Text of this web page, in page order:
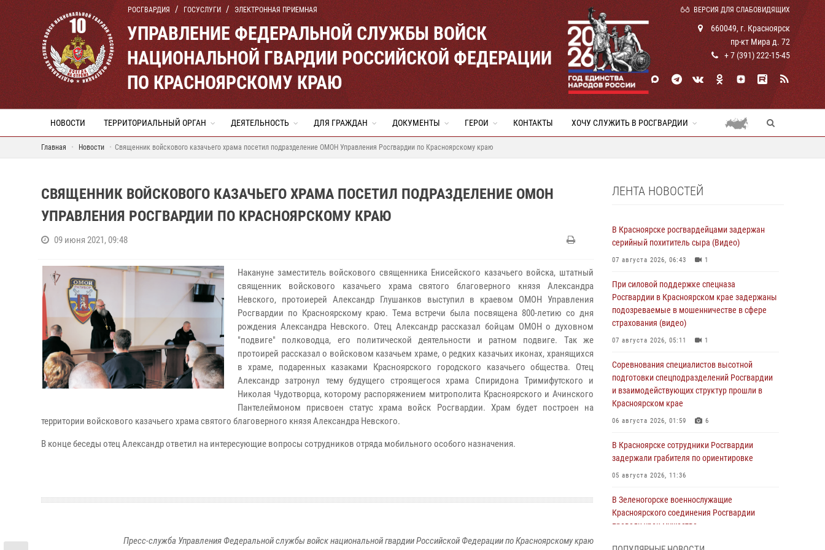
РОСГВАРДИЯ ГОСУСЛУГИ ЭЛЕКТРОННАЯ ПРИЕМНАЯ ВЕРСИЯ ДЛЯ СЛАБОВИДЯЩИХ
УПРАВЛЕНИЕ ФЕДЕРАЛЬНОЙ СЛУЖБЫ ВОЙСК
НАЦИОНАЛЬНОЙ ГВАРДИИ РОССИЙСКОЙ ФЕДЕРАЦИИ
ПО КРАСНОЯРСКОМУ КРАЮ
660049, г. Красноярск
пр-кт Мира д. 72
+ 7 (391) 222-15-45
НОВОСТИ ТЕРРИТОРИАЛЬНЫЙ ОРГАН ДЕЯТЕЛЬНОСТЬ ДЛЯ ГРАЖДАН ДОКУМЕНТЫ ГЕРОИ КОНТАКТЫ ХОЧУ СЛУЖИТЬ В РОСГВАРДИИ
Главная Новости Священник войскового казачьего храма посетил подразделение ОМОН Управления Росгвардии по Красноярскому краю
СВЯЩЕННИК ВОЙСКОВОГО КАЗАЧЬЕГО ХРАМА ПОСЕТИЛ ПОДРАЗДЕЛЕНИЕ ОМОН
УПРАВЛЕНИЯ РОСГВАРДИИ ПО КРАСНОЯРСКОМУ КРАЮ
09 июня 2021, 09:48
Накануне заместитель войскового священника Енисейского казачьего войска, штатный
священник войскового казачьего храма святого благоверного князя Александра
Невского, протоиерей Александр Глушанков выступил в краевом ОМОН Управления
Росгвардии по Красноярскому краю. Тема встречи была посвящена 800-летию со дня
рождения Александра Невского. Отец Александр рассказал бойцам ОМОН о духовном
"подвиге" полководца, его политической деятельности и ратном подвиге. Так же
протоирей рассказал о войсковом казачьем храме, о редких казачьих иконах, хранящихся
в храме, подаренных казаками Красноярского городского казачьего общества. Отец
Александр затронул тему будущего строящегося храма Спиридона Тримифутского и
Николая Чудотворца, которому распоряжением митрополита Красноярского и Ачинского
Пантелеймоном присвоен статус храма войск Росгвардии. Храм будет построен на
территории войскового казачьего храма святого благоверного князя Александра Невского.
В конце беседы отец Александр ответил на интересующие вопросы сотрудников отряда мобильного особого назначения.
Пресс-служба Управления Федеральной службы войск национальной гвардии Российской Федерации по Красноярскому краю
ЛЕНТА НОВОСТЕЙ
В Красноярске росгвардейцами задержан
серийный похититель сыра (Видео)
07 августа 2026, 06:43 1
При силовой поддержке спецназа
Росгвардии в Красноярском крае задержаны
подозреваемые в мошенничестве в сфере
страхования (видео)
07 августа 2026, 05:11 1
Соревнования специалистов высотной
подготовки спецподразделений Росгвардии
и взаимодействующих структур прошли в
Красноярском крае
06 августа 2026, 01:59 6
В Красноярске сотрудники Росгвардии
задержали грабителя по ориентировке
05 августа 2026, 11:36
В Зеленогорске военнослужащие
Красноярского соединения Росгвардии
провели урок мужества